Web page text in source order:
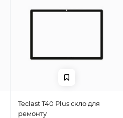
Teclast T40 Plus скло для
ремонту